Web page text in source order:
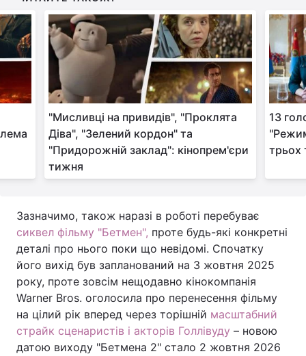
"Мисливці на привидів", "Проклята
Діва", "Зелений кордон" та
"Придорожній заклад": кінопрем'єри
тижня
13
трьох
Зазначимо, також наразі в роботі перебуває
сиквел фільму "Бетмен", проте будь-які конкретні
деталі про нього поки що невідомі. Спочатку
його вихід був запланований на 3 жовтня 2025
року, проте зовсім нещодавно кінокомпанія
Warner Bros. оголосила про перенесення фільму
на цілий рік вперед через торішній масштабний
страйк сценаристів і акторів Голлівуду – новою
датою виходу "Бетмена 2" стало 2 жовтня 2026